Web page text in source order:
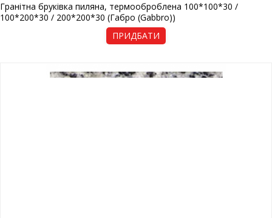
ПРИДБАТИ
Гранітна бруківка пиляна, термооброблена 100*100*30 /
100*200*30 / 200*200*30 (Габро (Gabbro))